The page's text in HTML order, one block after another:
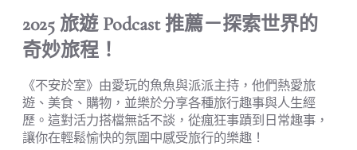
2025 旅遊 Podcast 推薦－探索世界的
奇妙旅程！
《不安於室》由愛玩的魚魚與派派主持，他們熱愛旅
遊、美食、購物，並樂於分享各種旅行趣事與人生經
歷。這對活力搭檔無話不談，從瘋狂事蹟到日常趣事，
讓你在輕鬆愉快的氛圍中感受旅行的樂趣！